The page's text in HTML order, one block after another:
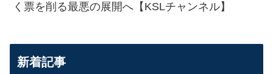
く票を削る最悪の展開へ【KSLチャンネル】
新着記事